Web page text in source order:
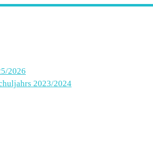
2026
2023/2024